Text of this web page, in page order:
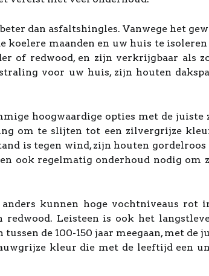
dan asfaltshingles. Vanwege het
maanden en uw huis te isoleren
of redwood, en zijn verkrijgbaar als
voor uw huis, zijn houten
hoogwaardige opties met de juiste
om te slijten tot een zilvergrijze
is tegen wind, zijn houten
ook regelmatig onderhoud nodig om
kunnen hoge vochtniveaus rot
Leisteen is ook het
de 100-150 jaar meegaan, met de
kleur die met de leeftijd een